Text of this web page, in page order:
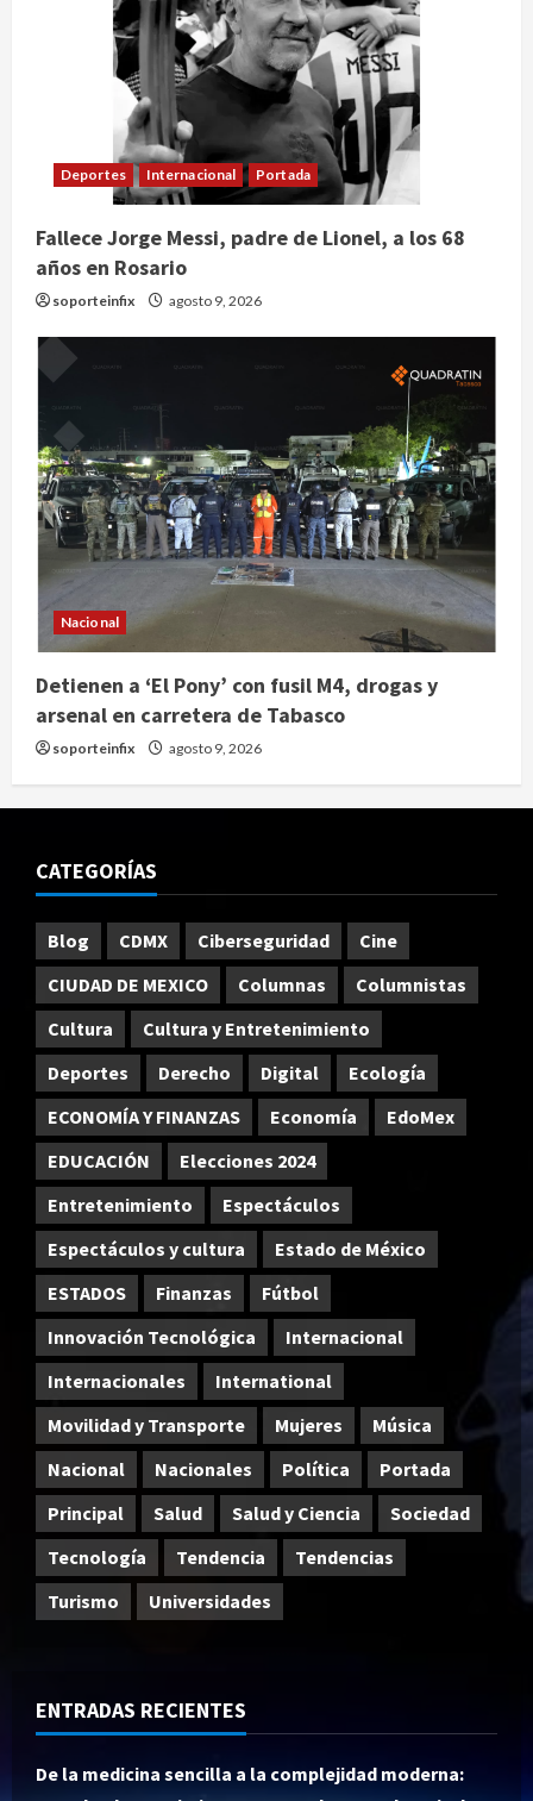
Deportes Internacional Portada
Fallece Jorge Messi, padre de Lionel, a los 68
años en Rosario
soporteinfix agosto 9, 2026
Nacional
Detienen a ‘El Pony’ con fusil M4, drogas y
arsenal en carretera de Tabasco
soporteinfix agosto 9, 2026
CATEGORÍAS
Blog CDMX Ciberseguridad
Cine
CIUDAD DE MEXICO
Columnas
Columnistas
Cultura
Cultura y Entretenimiento
Deportes
Derecho Digital
Ecología
ECONOMÍA Y FINANZAS
Economía
EdoMex
EDUCACIÓN
Elecciones 2024
Entretenimiento
Espectáculos
Espectáculos y cultura
Estado de México
ESTADOS
Finanzas
Fútbol
Innovación Tecnológica
Internacional
Internacionales
International
Movilidad y Transporte
Mujeres
Música
Nacional
Nacionales Política
Portada
Principal
Salud Salud y Ciencia
Sociedad
Tecnología
Tendencia
Tendencias
Turismo
Universidades
ENTRADAS RECIENTES
De la medicina sencilla a la complejidad moderna: